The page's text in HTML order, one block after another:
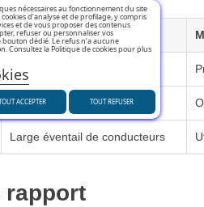
Hankook
Quality-Premium
Très compétitif
Large éventail de conducteurs
rapport
nécessaires au fonctionnement du site
d’analyse et de profilage, y compris
et de vous proposer des contenus
refuser ou personnaliser vos
dédié. Le refus n’a aucune
Consultez la Politique de cookies pour plus
TOUT REFUSER
ACCEPTER